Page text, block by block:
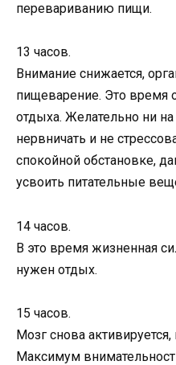
перевариванию пищи.
13 часов.
Внимание снижается,
пищеварение. Это время
отдыха. Желательно ни на
нервничать и не
спокойной обстановке,
усвоить питательные
14 часов.
В это время жизненная
нужен отдых.
15 часов.
Мозг снова
Максимум